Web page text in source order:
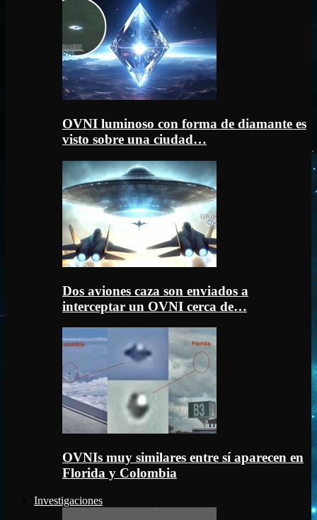
OVNI luminoso con forma de diamante es
visto sobre una ciudad…
Dos aviones caza son enviados a
interceptar un OVNI cerca de…
OVNIs muy similares entre sí aparecen en
Florida y Colombia
Investigaciones